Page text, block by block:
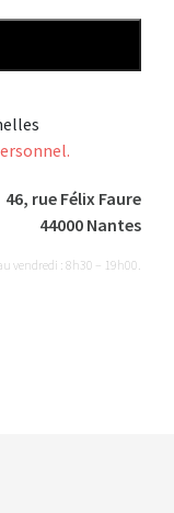
46, rue Félix Faure
44000 Nantes
vendredi : 8h30 – 19h00.